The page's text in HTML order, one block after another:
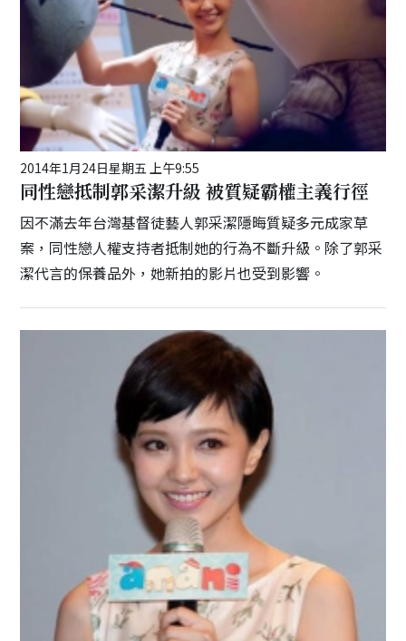
2014年1月24日星期五 上午9:55
同性戀抵制郭采潔升級 被質疑霸權主義行徑
因不滿去年台灣基督徒藝人郭采潔隱晦質疑多元成家草
案，同性戀人權支持者抵制她的行為不斷升級。除了郭采
潔代言的保養品外，她新拍的影片也受到影響。